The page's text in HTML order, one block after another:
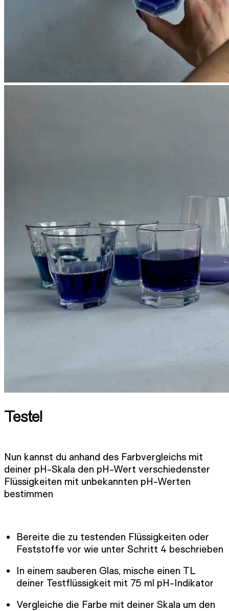
Teste!
Nun kannst du anhand des Farbvergleichs mit
deiner pH-Skala den pH-Wert verschiedenster
Flüssigkeiten mit unbekannten pH-Werten
bestimmen
Bereite die zu testenden Flüssigkeiten oder
Feststoffe vor wie unter Schritt 4 beschrieben
In einem sauberen Glas, mische einen TL
deiner Testflüssigkeit mit 75 ml pH-Indikator
Vergleiche die Farbe mit deiner Skala um den